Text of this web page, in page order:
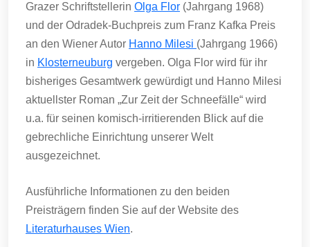
Grazer Schriftstellerin Olga Flor (Jahrgang 1968)
und der Odradek-Buchpreis zum Franz Kafka Preis
an den Wiener Autor Hanno Milesi (Jahrgang 1966)
in Klosterneuburg vergeben. Olga Flor wird für ihr
bisheriges Gesamtwerk gewürdigt und Hanno Milesi
aktuellster Roman „Zur Zeit der Schneefälle“ wird
u.a. für seinen komisch-irritierenden Blick auf die
gebrechliche Einrichtung unserer Welt
ausgezeichnet.
Ausführliche Informationen zu den beiden
Preisträgern finden Sie auf der Website des
Literaturhauses Wien.